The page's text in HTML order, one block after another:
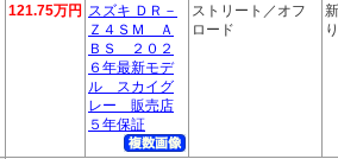
121.75万円 スズキ ＤＲ－
Ｚ４ＳＭ Ａ
ＢＳ ２０２
６年最新モデ
ル スカイグ
レー 販売店
５年保証
ストリート／オフ
ロード